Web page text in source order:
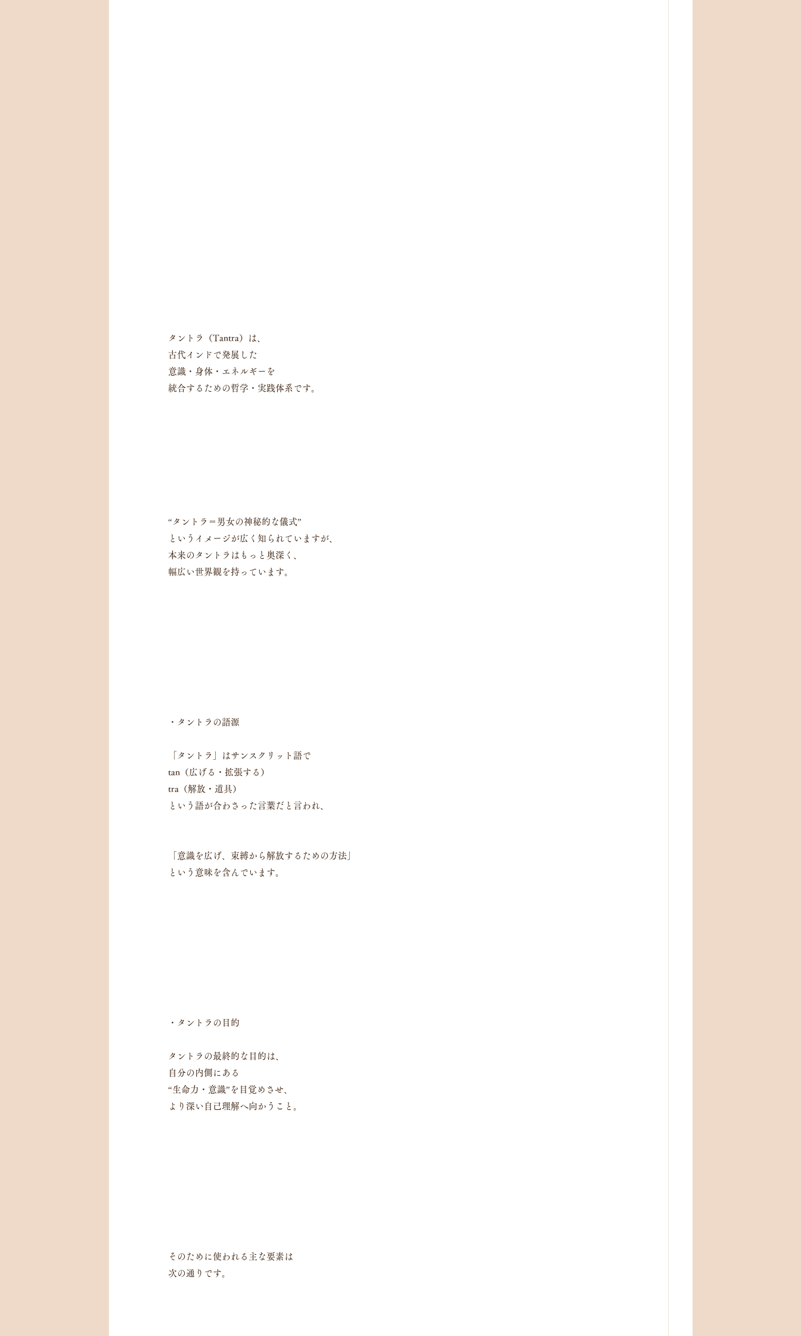
タントラ（Tantra）は、
古代インドで発展した
意識・身体・エネルギーを
統合するための哲学・実践体系です。
“タントラ＝男女の神秘的な儀式”
というイメージが広く知られていますが、
本来のタントラはもっと奥深く、
幅広い世界観を持っています。
・タントラの語源
「タントラ」はサンスクリット語で
tan（広げる・拡張する）
tra（解放・道具）
という語が合わさった言葉だと言われ、
「意識を広げ、束縛から解放するための方法」
という意味を含んでいます。
・タントラの目的
タントラの最終的な目的は、
自分の内側にある
“生命力・意識”を目覚めさせ、
より深い自己理解へ向かうこと。
そのために使われる主な要素は
次の通りです。